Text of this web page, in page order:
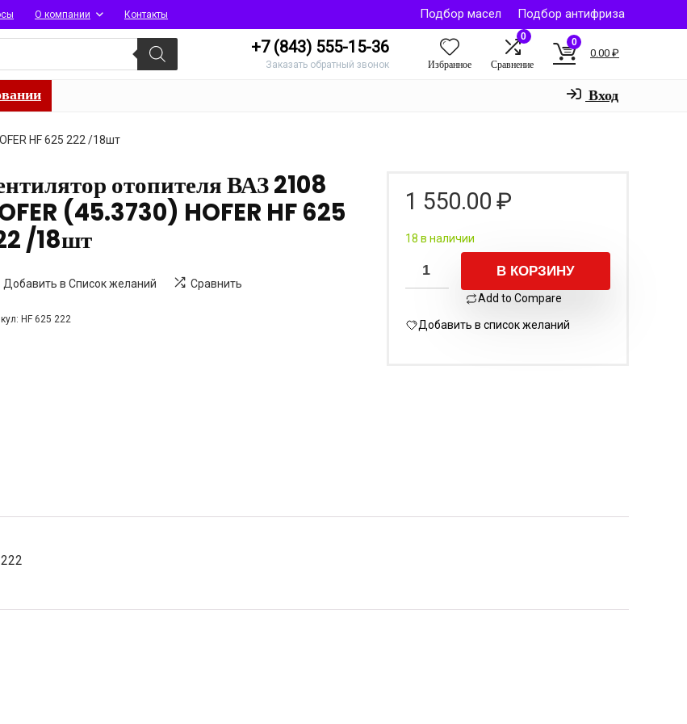
О компании Контакты Подбор масел
Подбор антифриза
+7 (843) 555-15-36
Заказать обратный звонок Избранное
0
Сравнение
0
0.00 ₽
Вход
HF 625 222 /18шт
отопителя ВАЗ 2108
(45.3730) HOFER HF 625
/18шт
Добавить в Список желаний Сравнить
HF 625 222
1 550.00 ₽
18 в наличии
В КОРЗИНУ
Add to Compare
Добавить в список желаний